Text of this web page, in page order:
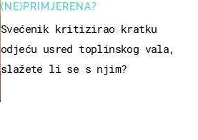
(NE)PRIMJERENA?
Svećenik kritizirao kratku
odjeću usred toplinskog vala,
slažete li se s njim?